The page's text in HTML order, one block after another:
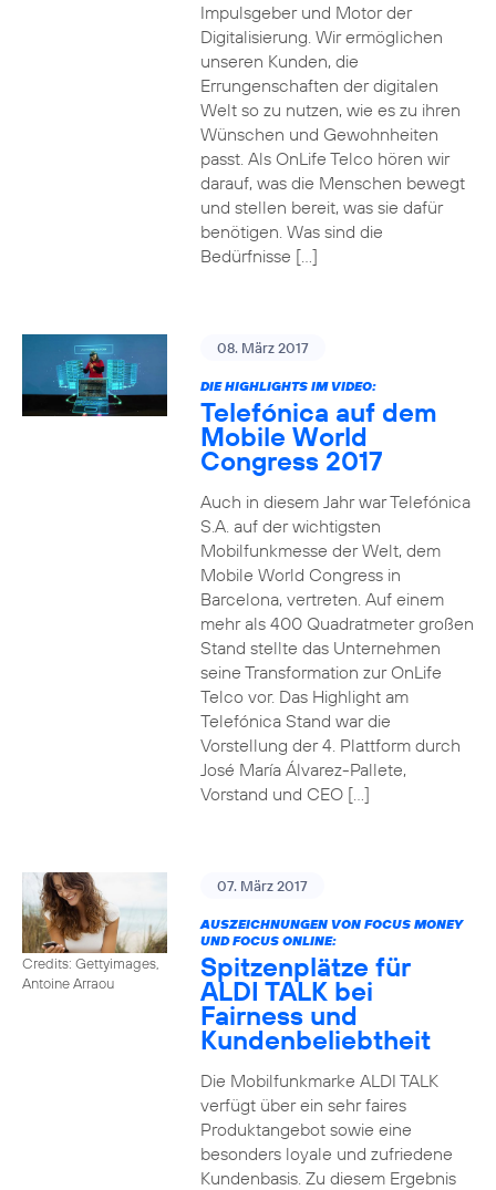
Impulsgeber und Motor der
Digitalisierung. Wir ermöglichen
unseren Kunden, die
Errungenschaften der digitalen
Welt so zu nutzen, wie es zu ihren
Wünschen und Gewohnheiten
passt. Als OnLife Telco hören wir
darauf, was die Menschen bewegt
und stellen bereit, was sie dafür
benötigen. Was sind die
Bedürfnisse […]
08. März 2017
DIE HIGHLIGHTS IM VIDEO:
Telefónica auf dem
Mobile World
Congress 2017
Auch in diesem Jahr war Telefónica
S.A. auf der wichtigsten
Mobilfunkmesse der Welt, dem
Mobile World Congress in
Barcelona, vertreten. Auf einem
mehr als 400 Quadratmeter großen
Stand stellte das Unternehmen
seine Transformation zur OnLife
Telco vor. Das Highlight am
Telefónica Stand war die
Vorstellung der 4. Plattform durch
José María Álvarez-Pallete,
Vorstand und CEO […]
Credits: Gettyimages,
Antoine Arraou
07. März 2017
AUSZEICHNUNGEN VON FOCUS MONEY
UND FOCUS ONLINE:
Spitzenplätze für
ALDI TALK bei
Fairness und
Kundenbeliebtheit
Die Mobilfunkmarke ALDI TALK
verfügt über ein sehr faires
Produktangebot sowie eine
besonders loyale und zufriedene
Kundenbasis. Zu diesem Ergebnis